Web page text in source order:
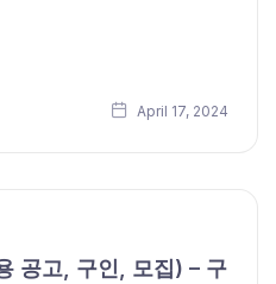
April 17, 2024
공고, 구인, 모집) – 구